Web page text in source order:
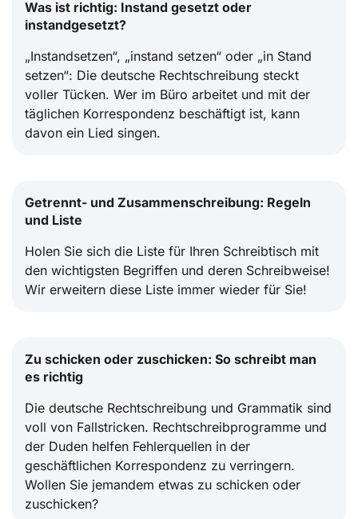
Was ist richtig: Instand gesetzt oder
instandgesetzt?
„Instandsetzen“, „instand setzen“ oder „in Stand
setzen“: Die deutsche Rechtschreibung steckt
voller Tücken. Wer im Büro arbeitet und mit der
täglichen Korrespondenz beschäftigt ist, kann
davon ein Lied singen.
Getrennt- und Zusammenschreibung: Regeln
und Liste
Holen Sie sich die Liste für Ihren Schreibtisch mit
den wichtigsten Begriffen und deren Schreibweise!
Wir erweitern diese Liste immer wieder für Sie!
Zu schicken oder zuschicken: So schreibt man
es richtig
Die deutsche Rechtschreibung und Grammatik sind
voll von Fallstricken. Rechtschreibprogramme und
der Duden helfen Fehlerquellen in der
geschäftlichen Korrespondenz zu verringern.
Wollen Sie jemandem etwas zu schicken oder
zuschicken?